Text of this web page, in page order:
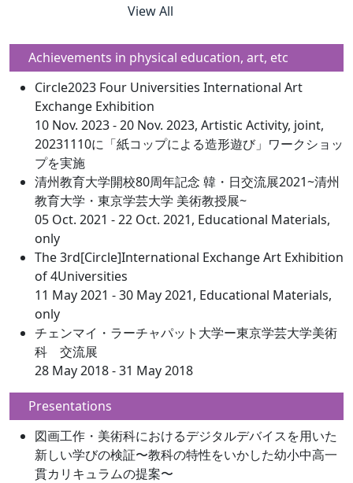
View All
Achievements in physical education, art, etc
Circle2023 Four Universities International Art
Exchange Exhibition
10 Nov. 2023 - 20 Nov. 2023, Artistic Activity, joint,
20231110に「紙コップによる造形遊び」ワークショッ
プを実施
清州教育大学開校80周年記念 韓・日交流展2021~清州
教育大学・東京学芸大学 美術教授展~
05 Oct. 2021 - 22 Oct. 2021, Educational Materials,
only
The 3rd[Circle]International Exchange Art Exhibition
of 4Universities
11 May 2021 - 30 May 2021, Educational Materials,
only
チェンマイ・ラーチャパット大学ー東京学芸大学美術
科 交流展
28 May 2018 - 31 May 2018
Presentations
図画工作・美術科におけるデジタルデバイスを用いた
新しい学びの検証〜教科の特性をいかした幼小中高一
貫カリキュラムの提案〜